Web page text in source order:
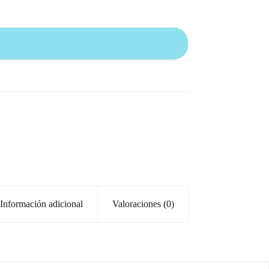
Información adicional Valoraciones (0)